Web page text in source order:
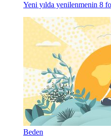
Yeni yılda yenilenmenin 8
Beden